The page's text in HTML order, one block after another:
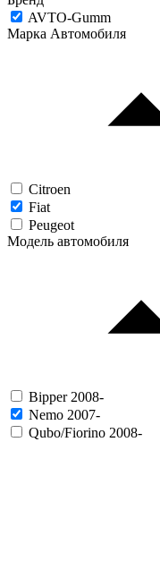
AVTO-Gumm
Марка Автомобиля
Citroen
Fiat
Peugeot
Модель автомобиля
Bipper 2008-
Nemo 2007-
Qubo/Fiorino 2008-